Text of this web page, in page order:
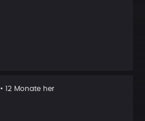
• 12 Monate her